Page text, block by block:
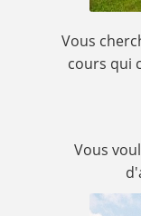
Vous
cours qui
Vous